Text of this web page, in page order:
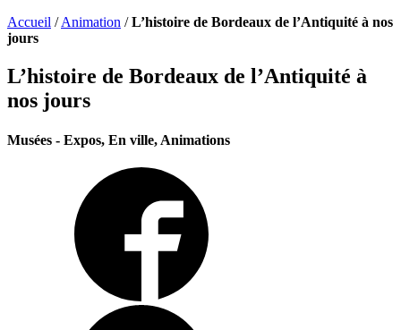
Accueil /Animation /L’histoire de Bordeaux de l’Antiquité à nos
jours
L’histoire de Bordeaux de l’Antiquité à
nos jours
Musées - Expos, En ville, Animations